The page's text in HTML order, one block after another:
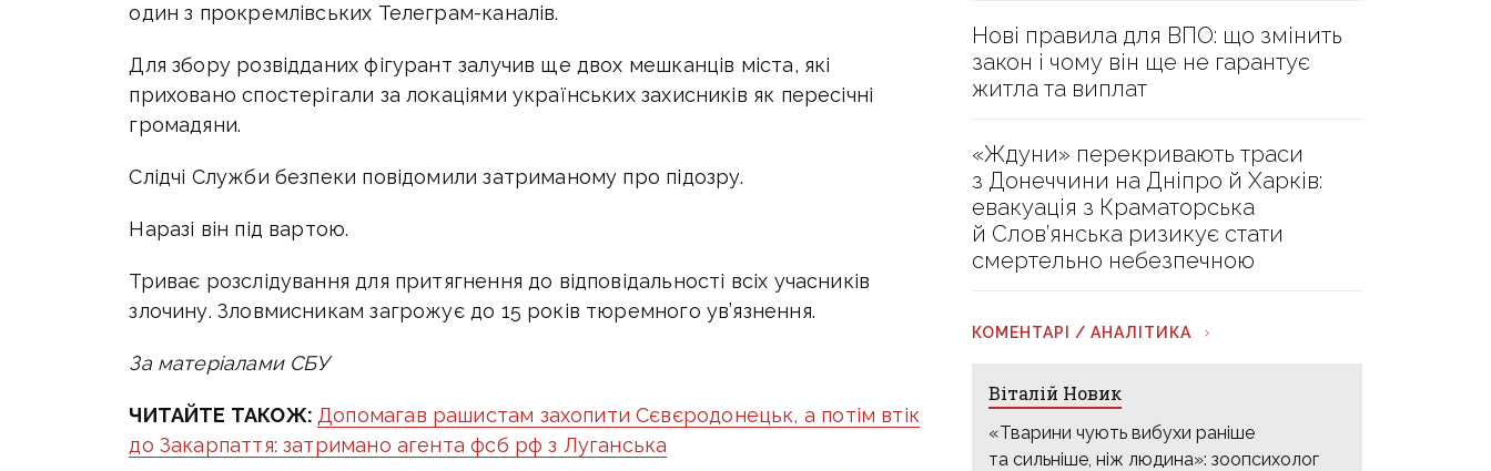
один з прокремлівських Телеграм-каналів.
Для збору розвідданих фігурант залучив ще двох мешканців міста, які
приховано спостерігали за локаціями українських захисників як пересічні
громадяни.
Слідчі Служби безпеки повідомили затриманому про підозру.
Наразі він під вартою.
Триває розслідування для притягнення до відповідальності всіх учасників
злочину. Зловмисникам загрожує до 15 років тюремного ув’язнення.
За матеріалами СБУ
ЧИТАЙТЕ ТАКОЖ:Допомагав рашистам захопити Сєвєродонецьк, а потім втік
до Закарпаття: затримано агента фсб рф з Луганська
Нові правила для ВПО: що змінить
закон і чому він ще не гарантує
житла та виплат
«Ждуни» перекривають траси
з Донеччини на Дніпро й Харків:
евакуація з Краматорська
й Слов’янська ризикує стати
смертельно небезпечною
КОМЕНТАРІ / АНАЛІТИКА
Віталій Новик
«Тварини чують вибухи раніше
та сильніше, ніж людина»: зоопсихолог